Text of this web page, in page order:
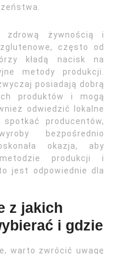
zdrową żywnością i
często od
kładą nacisk na
metody produkcji.
posiadają dobrą
produktów i mogą
odwiedzić lokalne
producentów,
bezpośrednio
okazja, aby
produkcji i
jest odpowiednie dla
z jakich
i gdzie
warto zwrócić uwagę